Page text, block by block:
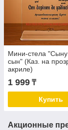
Мини-стела
сын" (Каз. на
акриле)
1 999 ₸
Купить
Акционные